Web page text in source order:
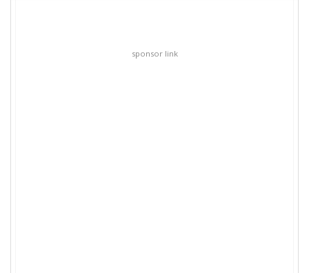
sponsor link